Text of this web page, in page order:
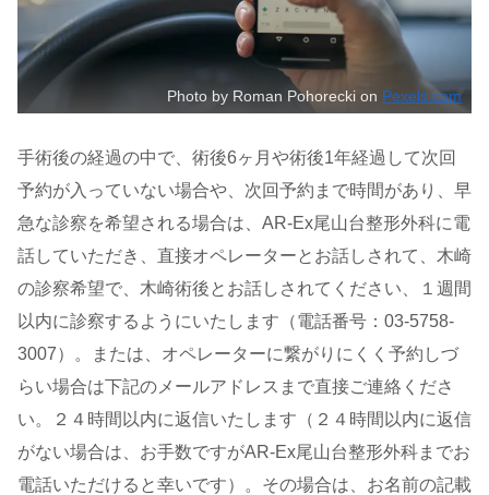
Photo by Roman Pohorecki on Pexels.com
手術後の経過の中で、術後6ヶ月や術後1年経過して次回
予約が入っていない場合や、次回予約まで時間があり、早
急な診察を希望される場合は、AR-Ex尾山台整形外科に電
話していただき、直接オペレーターとお話しされて、木崎
の診察希望で、木崎術後とお話しされてください、１週間
以内に診察するようにいたします（電話番号：03-5758-
3007）。または、オペレーターに繋がりにくく予約しづ
らい場合は下記のメールアドレスまで直接ご連絡くださ
い。２４時間以内に返信いたします（２４時間以内に返信
がない場合は、お手数ですがAR-Ex尾山台整形外科までお
電話いただけると幸いです）。その場合は、お名前の記載